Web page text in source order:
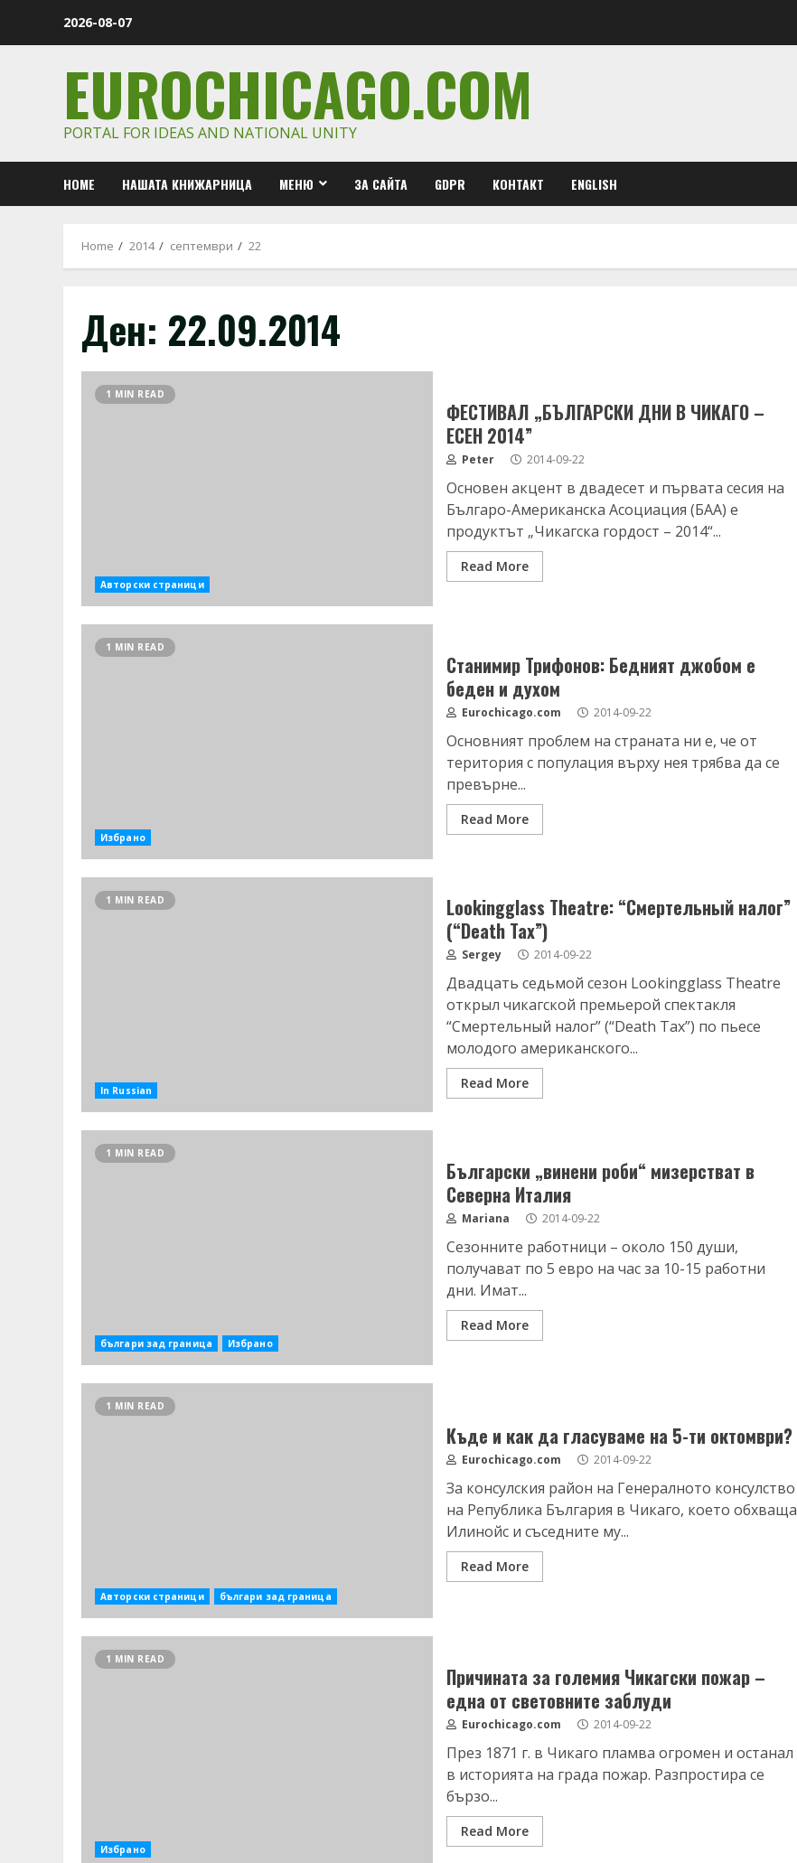
2026-08-07
EUROCHICAGO.COM
PORTAL FOR IDEAS AND NATIONAL UNITY
HOME НАШАТА КНИЖАРНИЦА МЕНЮ ЗА САЙТА GDPR КОНТАКТ ENGLISH
Home 2014 септември 22
Ден: 22.09.2014
1 MIN READ
Авторски страници
ФЕСТИВАЛ „БЪЛГАРСКИ ДНИ В ЧИКАГО –
ЕСЕН 2014”
Peter 2014-09-22
Основен акцент в двадесет и първата сесия на
Българо-Американска Асоциация (БАА) е
продуктът „Чикагска гордост – 2014“...
Read More
1 MIN READ
Избрано
Станимир Трифонов: Бедният джобом е
беден и духом
Eurochicago.com 2014-09-22
Основният проблем на страната ни е, че от
територия с популация върху нея трябва да се
превърне...
Read More
1 MIN READ
In Russian
Lookingglass Theatre: “Смертельный налог”
(“Death Tax”)
Sergey 2014-09-22
Двадцать седьмой сезон Lookingglass Theatre
открыл чикагской премьерой спектакля
“Смертельный налог” (“Death Tax”) по пьесе
молодого американского...
Read More
1 MIN READ
българи зад граница Избрано
Български „винени роби“ мизерстват в
Северна Италия
Mariana 2014-09-22
Сезонните работници – около 150 души,
получават по 5 евро на час за 10-15 работни
дни. Имат...
Read More
1 MIN READ
Авторски страници българи зад граница
Къде и как да гласуваме на 5-ти октомври?
Eurochicago.com 2014-09-22
За консулския район на Генералното консулство
на Република България в Чикаго, което обхваща
Илинойс и съседните му...
Read More
1 MIN READ
Избрано
Причината за големия Чикагски пожар –
една от световните заблуди
Eurochicago.com 2014-09-22
През 1871 г. в Чикаго пламва огромен и останал
в историята на града пожар. Разпростира се
бързо...
Read More